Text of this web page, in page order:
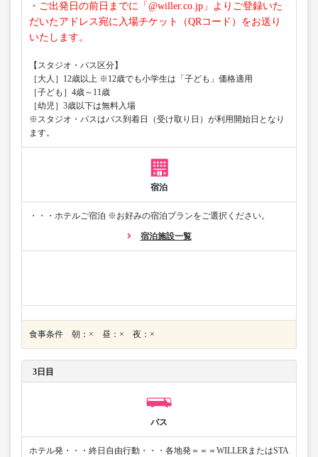
・ご出発日の前日までに「@willer.co.jp」よりご登録いた
だいたアドレス宛に入場チケット（QRコード）をお送り
いたします。
【スタジオ・パス区分】
［大人］12歳以上 ※12歳でも小学生は「子ども」価格適用
［子ども］4歳～11歳
［幼児］3歳以下は無料入場
※スタジオ・パスはバス到着日（受け取り日）が利用開始日となり
ます。
宿泊
・・・ホテルご宿泊 ※お好みの宿泊プランをご選択ください。
宿泊施設一覧
食事条件 朝：× 昼：× 夜：×
3日目
バス
ホテル発・・・終日自由行動・・・各地発＝＝＝WILLERまたはSTA